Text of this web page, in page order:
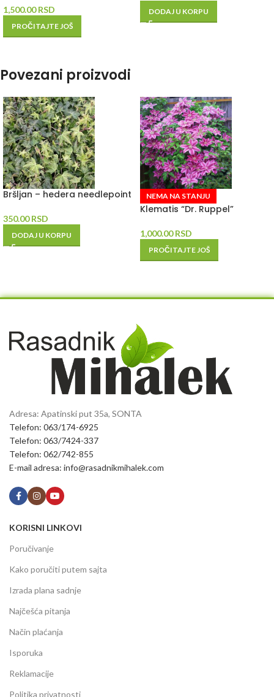
1,500.00RSD
PROČITAJTE JOŠ
DODAJ U KORPU
Povezani proizvodi
Bršljan – hedera needlepoint
350.00RSD
DODAJ U KORPU
NEMA NA STANJU
Klematis “Dr. Ruppel”
1,000.00RSD
PROČITAJTE JOŠ
Adresa: Apatinski put 35a, SONTA
Telefon: 063/174-6925
Telefon: 063/7424-337
Telefon: 062/742-855
E-mail adresa: info@rasadnikmihalek.com
KORISNI LINKOVI
Poručivanje
Kako poručiti putem sajta
Izrada plana sadnje
Najčešća pitanja
Način plaćanja
Isporuka
Reklamacije
Politika privatnosti